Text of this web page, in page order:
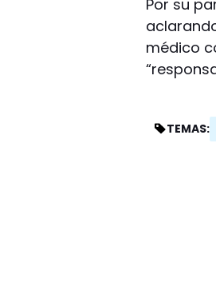
Por su
médico
TEMAS: